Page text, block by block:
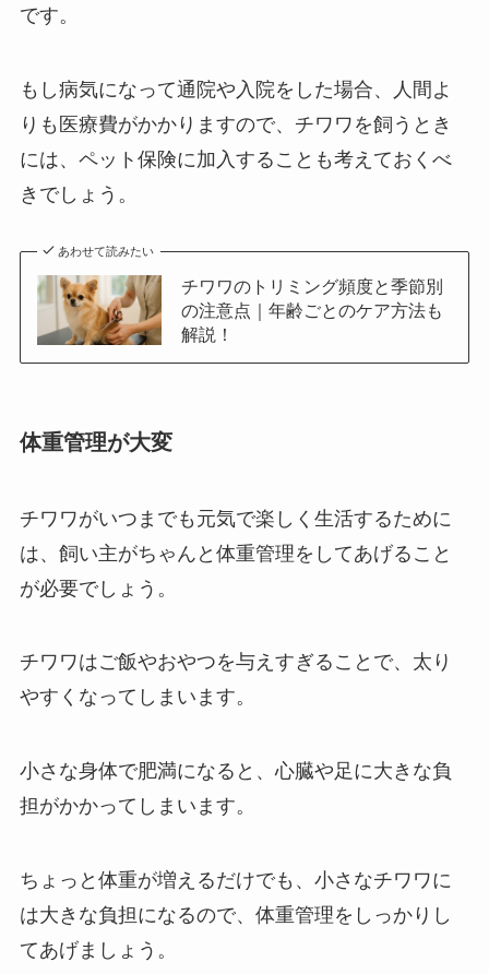
です。
もし病気になって通院や入院をした場合、人間よ
りも医療費がかかりますので、チワワを飼うとき
には、ペット保険に加入することも考えておくべ
きでしょう。
あわせて読みたい
チワワのトリミング頻度と季節別
の注意点｜年齢ごとのケア方法も
解説！
体重管理が大変
チワワがいつまでも元気で楽しく生活するために
は、飼い主がちゃんと体重管理をしてあげること
が必要でしょう。
チワワはご飯やおやつを与えすぎることで、太り
やすくなってしまいます。
小さな身体で肥満になると、心臓や足に大きな負
担がかかってしまいます。
ちょっと体重が増えるだけでも、小さなチワワに
は大きな負担になるので、体重管理をしっかりし
てあげましょう。